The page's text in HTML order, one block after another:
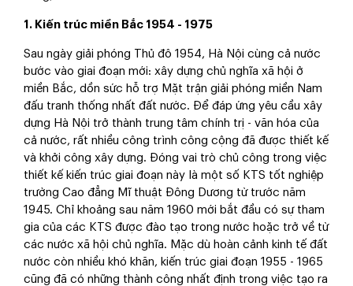
1. Kiến trúc miền Bắc 1954 - 1975
Sau ngày giải phóng Thủ đô 1954, Hà Nội cùng cả nước
bước vào giai đoạn mới: xây dựng chủ nghĩa xã hội ở
miền Bắc, dồn sức hỗ trợ Mặt trận giải phóng miền Nam
đấu tranh thống nhất đất nước. Để đáp ứng yêu cầu xây
dựng Hà Nội trở thành trung tâm chính trị - văn hóa của
cả nước, rất nhiều công trình công cộng đã được thiết kế
và khởi công xây dựng. Đóng vai trò chủ công trong việc
thiết kế kiến trúc giai đoạn này là một số KTS tốt nghiệp
trường Cao đẳng Mĩ thuật Đông Dương từ trước năm
1945. Chỉ khoảng sau năm 1960 mới bắt đầu có sự tham
gia của các KTS được đào tạo trong nước hoặc trở về từ
các nước xã hội chủ nghĩa. Mặc dù hoàn cảnh kinh tế đất
nước còn nhiều khó khăn, kiến trúc giai đoạn 1955 - 1965
cũng đã có những thành công nhất định trong việc tạo ra